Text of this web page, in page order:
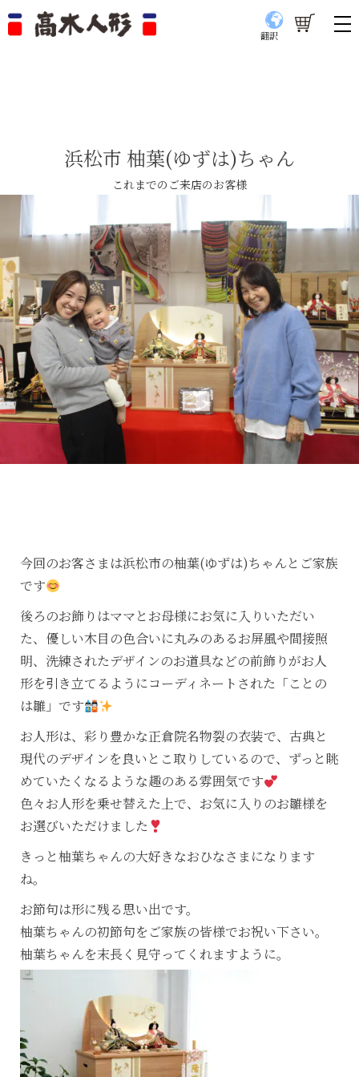
翻訳
浜松市 柚葉(ゆずは)ちゃん
これまでのご来店のお客様
今回のお客さまは浜松市の柚葉(ゆずは)ちゃんとご家族
です
後ろのお飾りはママとお母様にお気に入りいただい
た、優しい木目の色合いに丸みのあるお屏風や間接照
明、洗練されたデザインのお道具などの前飾りがお人
形を引き立てるようにコーディネートされた「ことの
は雛」です
お人形は、彩り豊かな正倉院名物裂の衣装で、古典と
現代のデザインを良いとこ取りしているので、ずっと眺
めていたくなるような趣のある雰囲気です
色々お人形を乗せ替えた上で、お気に入りのお雛様を
お選びいただけました
きっと柚葉ちゃんの大好きなおひなさまになります
ね。
お節句は形に残る思い出です。
柚葉ちゃんの初節句をご家族の皆様でお祝い下さい。
柚葉ちゃんを末長く見守ってくれますように。